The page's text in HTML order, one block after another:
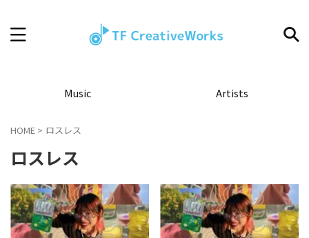
Music Artists
HOME > ロスレス
ロスレス